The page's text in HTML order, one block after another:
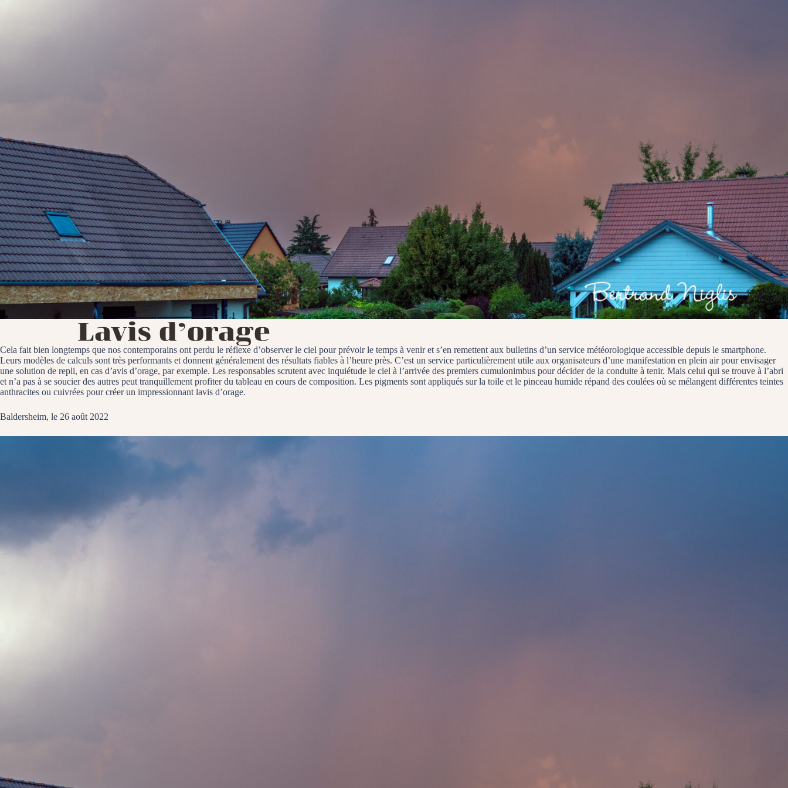
Lavis d’orage
Cela fait bien longtemps que nos contemporains ont perdu le réflexe d’observer le ciel pour prévoir le temps à venir et s’en remettent aux bulletins d’un service météorologique accessible depuis le smartphone.
Leurs modèles de calculs sont très performants et donnent généralement des résultats fiables à l’heure près. C’est un service particulièrement utile aux organisateurs d’une manifestation en plein air pour envisager
une solution de repli, en cas d’avis d’orage, par exemple. Les responsables scrutent avec inquiétude le ciel à l’arrivée des premiers cumulonimbus pour décider de la conduite à tenir. Mais celui qui se trouve à l’abri
et n’a pas à se soucier des autres peut tranquillement profiter du tableau en cours de composition. Les pigments sont appliqués sur la toile et le pinceau humide répand des coulées où se mélangent différentes teintes
anthracites ou cuivrées pour créer un impressionnant lavis d’orage.
Baldersheim, le 26 août 2022